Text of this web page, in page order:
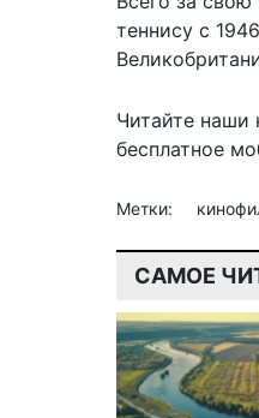
теннису с
Читайте наши
бесплатное
Метки:
САМОЕ